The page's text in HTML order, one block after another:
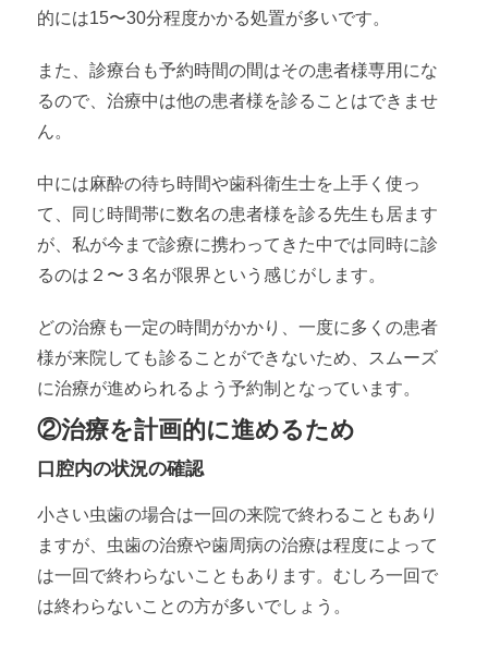
的には15〜30分程度かかる処置が多いです。
また、診療台も予約時間の間はその患者様専用にな
るので、治療中は他の患者様を診ることはできませ
ん。
中には麻酔の待ち時間や歯科衛生士を上手く使っ
て、同じ時間帯に数名の患者様を診る先生も居ます
が、私が今まで診療に携わってきた中では同時に診
るのは２〜３名が限界という感じがします。
どの治療も一定の時間がかかり、一度に多くの患者
様が来院しても診ることができないため、スムーズ
に治療が進められるよう予約制となっています。
②治療を計画的に進めるため
口腔内の状況の確認
小さい虫歯の場合は一回の来院で終わることもあり
ますが、虫歯の治療や歯周病の治療は程度によって
は一回で終わらないこともあります。むしろ一回で
は終わらないことの方が多いでしょう。